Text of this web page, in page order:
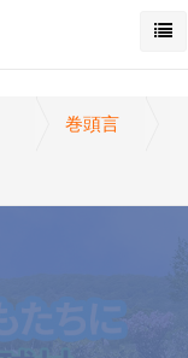
巻頭言